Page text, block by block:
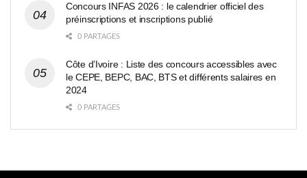
Concours INFAS 2026 : le calendrier officiel des
préinscriptions et inscriptions publié
0 PARTAGES
Côte d’Ivoire : Liste des concours accessibles avec
le CEPE, BEPC, BAC, BTS et différents salaires en
2024
0 PARTAGES